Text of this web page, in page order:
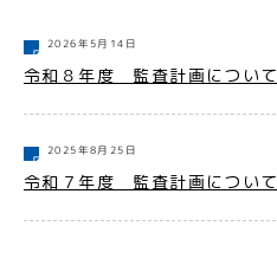
2026年5月14日
令和８年度 監査計画について
2025年8月25日
令和７年度 監査計画について